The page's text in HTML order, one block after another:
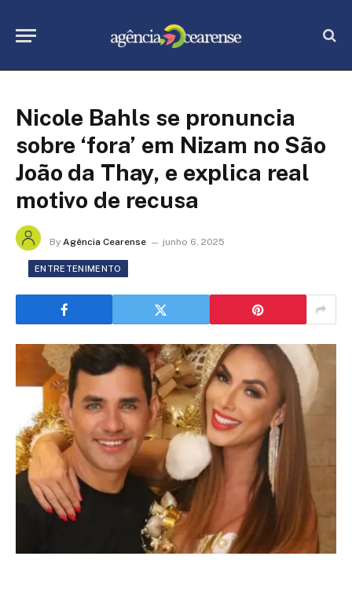
Nicole Bahls se pronuncia
sobre ‘fora’ em Nizam no São
João da Thay, e explica real
motivo de recusa
By Agência Cearense junho 6, 2025
ENTRETENIMENTO